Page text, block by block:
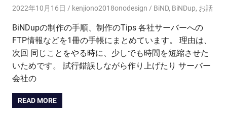
2022年10月16日 kenjiono2018onodesign BiND, BiNDup, お話
BiNDupの制作の手順、制作のTips 各社サーバーへの
FTP情報などを1冊の手帳にまとめています。 理由は、
次回 同じことをやる時に、少しでも時間を短縮させた
いためです。 試行錯誤しながら作り上げたり サーバー
会社の
READ MORE